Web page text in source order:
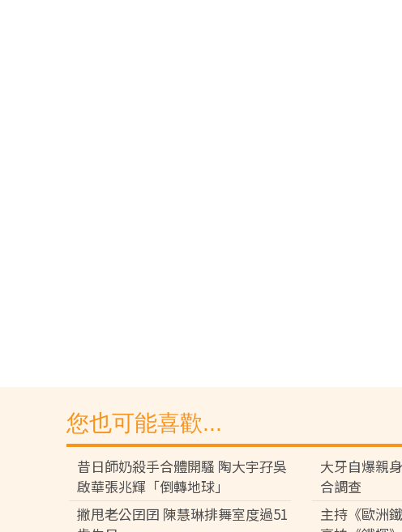
您也可能喜歡...
昔日師奶殺手合體開騷 陶大宇孖吳
啟華張兆輝「倒轉地球」
大牙自爆親
合調查
撇甩老公囝囝 陳慧琳排舞室度過51
主持《歐洲